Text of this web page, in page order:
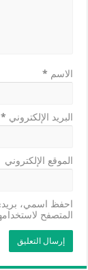
الاسم *
البريد الإلكتروني *
الموقع الإلكتروني
احفظ اسمي، بريدي
المتصفح